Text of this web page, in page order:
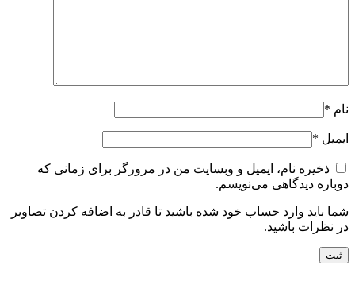
نام *
ایمیل *
ذخیره نام، ایمیل و وبسایت من در مرورگر برای زمانی که
دوباره دیدگاهی می‌نویسم.
شما باید وارد حساب خود شده باشید تا قادر به اضافه کردن تصاویر
در نظرات باشید.